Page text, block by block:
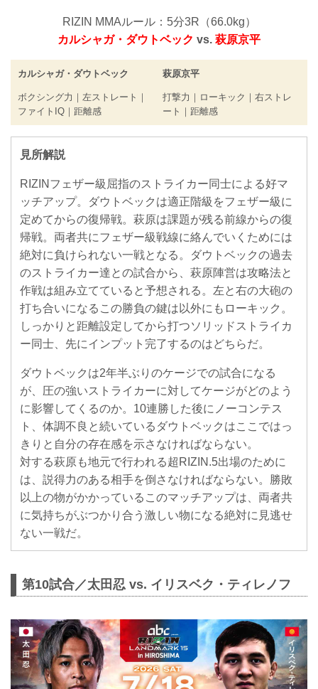
RIZIN MMAルール：5分3R（66.0kg）
カルシャガ・ダウトベック vs. 萩原京平
カルシャガ・ダウトベック
ボクシング力｜左ストレート｜
ファイトIQ｜距離感
萩原京平
打撃力｜ローキック｜右ストレ
ート｜距離感
見所解説
RIZINフェザー級屈指のストライカー同士による好マ
ッチアップ。ダウトベックは適正階級をフェザー級に
定めてからの復帰戦。萩原は課題が残る前線からの復
帰戦。両者共にフェザー級戦線に絡んでいくためには
絶対に負けられない一戦となる。ダウトベックの過去
のストライカー達との試合から、萩原陣営は攻略法と
作戦は組み立てていると予想される。左と右の大砲の
打ち合いになるこの勝負の鍵は以外にもローキック。
しっかりと距離設定してから打つソリッドストライカ
ー同士、先にインプット完了するのはどちらだ。
ダウトベックは2年半ぶりのケージでの試合になる
が、圧の強いストライカーに対してケージがどのよう
に影響してくるのか。10連勝した後にノーコンテス
ト、体調不良と続いているダウトベックはここではっ
きりと自分の存在感を示さなければならない。
対する萩原も地元で行われる超RIZIN.5出場のために
は、説得力のある相手を倒さなければならない。勝敗
以上の物がかかっているこのマッチアップは、両者共
に気持ちがぶつかり合う激しい物になる絶対に見逃せ
ない一戦だ。
第10試合／太田忍 vs. イリスベク・ティレノフ